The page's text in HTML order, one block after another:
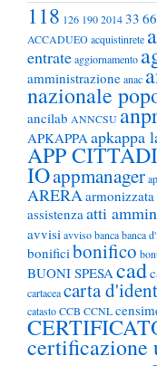
118 126 190201433 66
ACCADUEOacquistinrete
entrateaggiornamento
amministrazioneanac
nazionale
ancilab ANNCSU
APKAPPAapkappa
APP
IOappmanager
ARERAarmonizzata
assistenzaatti
avvisiavvisobancabanca
bonificibonifico
BUONI SPESAcad
cartaceacarta
catastoCCB CCNL
certificazione